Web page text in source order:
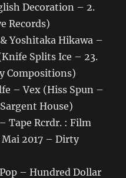
Decoration – 2.
Records)
Yoshitaka Hikawa –
Splits Ice – 23.
Compositions)
– Vex (Hiss Spun –
House)
Tape Rcrdr. : Film
2017 – Dirty
– Hundred Dollar